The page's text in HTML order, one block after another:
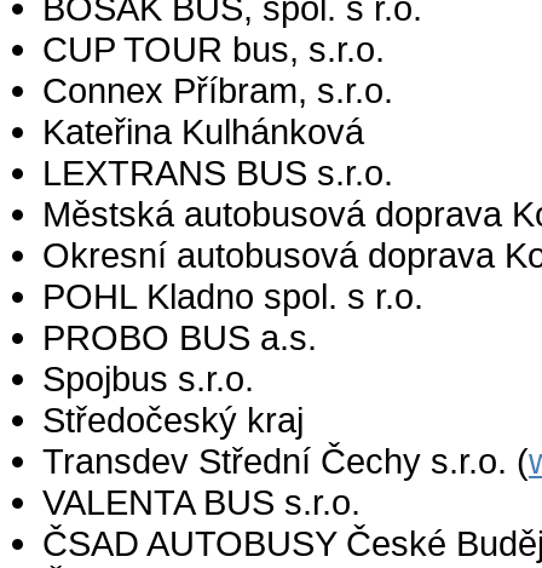
CUP TOUR bus, s.r.o.
Connex Příbram, s.r.o.
Kateřina Kulhánková
LEXTRANS BUS s.r.o.
Městská autobusová doprava
Okresní autobusová doprava
POHL Kladno spol. s r.o.
PROBO BUS a.s.
Spojbus s.r.o.
Středočeský kraj
Transdev Střední Čechy s.r.o. (
VALENTA BUS s.r.o.
ČSAD AUTOBUSY České